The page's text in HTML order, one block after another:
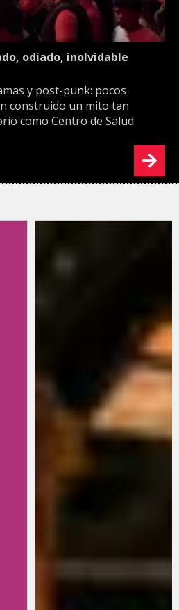
odiado, inolvidable
y post-punk: pocos
construido un mito tan
como Centro de Salud